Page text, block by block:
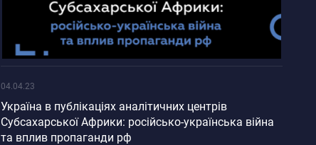
04.04.23
Україна в публікаціях аналітичних центрів
Субсахарської Африки: російсько-українська війна
та вплив пропаганди рф